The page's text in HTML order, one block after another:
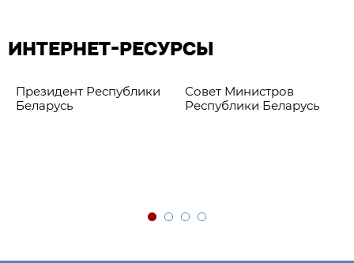
ИНТЕРНЕТ-РЕСУРСЫ
Президент Республики
Беларусь
Совет Министров
Республики Беларусь